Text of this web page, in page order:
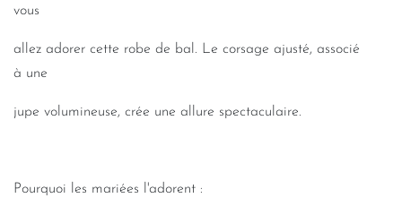
vous
allez adorer cette robe de bal. Le corsage ajusté, associé
à une
jupe volumineuse, crée une allure spectaculaire.
Pourquoi les mariées l'adorent :